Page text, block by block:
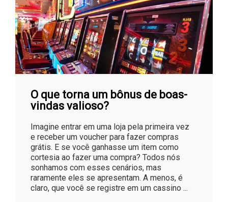
O que torna um bônus de boas-
vindas valioso?
Imagine entrar em uma loja pela primeira vez
e receber um voucher para fazer compras
grátis. E se você ganhasse um item como
cortesia ao fazer uma compra? Todos nós
sonhamos com esses cenários, mas
raramente eles se apresentam. A menos, é
claro, que você se registre em um cassino ...